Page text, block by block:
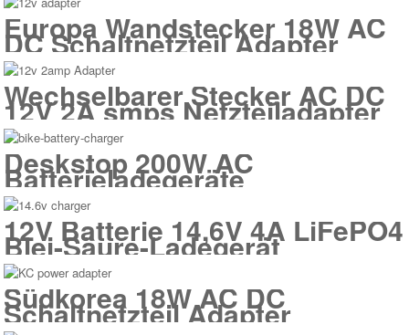
Europa Wandstecker 18W AC
DC Schaltnetzteil Adapter
Wechselbarer Stecker AC DC
12V 2A smps Netzteiladapter
Deskstop 200W AC
Batterieladegeräte
12V Batterie 14,6V 4A LiFePO4
Blei-Säure-Ladegerät
Südkorea 18W AC DC
Schaltnetzteil Adapter